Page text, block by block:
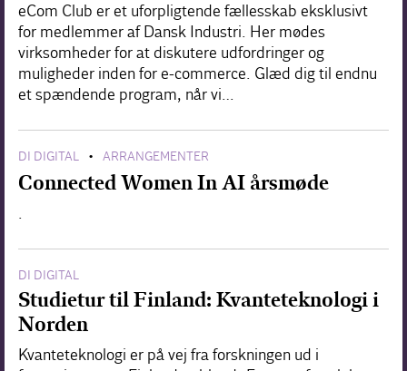
eCom Club er et uforpligtende fællesskab eksklusivt
for medlemmer af Dansk Industri. Her mødes
virksomheder for at diskutere udfordringer og
muligheder inden for e-commerce. Glæd dig til endnu
et spændende program, når vi…
DI DIGITAL • ARRANGEMENTER
Connected Women In AI årsmøde
.
DI DIGITAL
Studietur til Finland: Kvanteteknologi i
Norden
Kvanteteknologi er på vej fra forskningen ud i